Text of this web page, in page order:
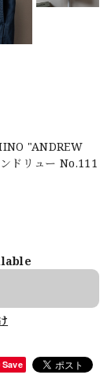
"ANDREW
ドリュー No.111
Save